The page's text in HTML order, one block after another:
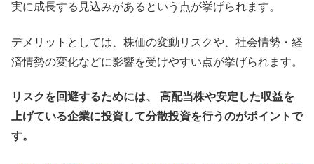
実に成長する見込みがあるという点が挙げられます。
デメリットとしては、株価の変動リスクや、社会情勢・経
済情勢の変化などに影響を受けやすい点が挙げられます。
リスクを回避するためには、 高配当株や安定した収益を
上げている企業に投資して分散投資を行うのがポイントで
す。